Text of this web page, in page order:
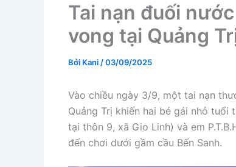
Tai nạn đuối
vong tại Quảng
Bởi Kani /03/09/2025
Vào chiều ngày 3/9, một tai nạn
Quảng Trị khiến hai bé gái nhỏ tuổi
tại thôn 9, xã Gio Linh) và em
đến chơi dưới gầm cầu Bến Sanh.